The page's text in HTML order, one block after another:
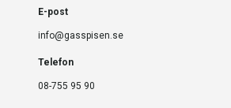
E-post
info@gasspisen.se
Telefon
08-755 95 90